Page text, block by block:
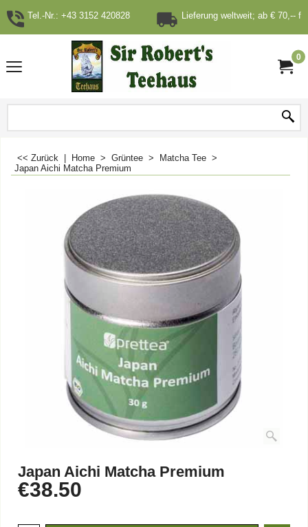
Tel.-Nr.: +43 3152 420828 Lieferung weltweit; ab € 70,--
0
<< Zurück Home > Grüntee > Matcha Tee >
Japan Aichi Matcha Premium
Japan Aichi Matcha Premium
€38.50